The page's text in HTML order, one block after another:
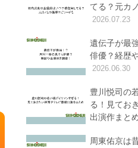
てる？元カ
2026.07.23
遺伝子が最
俳優？経歴
2026.06.30
豊川悦司の
る！見てお
出演作まと
周東佑京は